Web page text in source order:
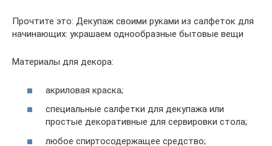
Прочтите это: Декупаж своими руками из салфеток для
начинающих: украшаем однообразные бытовые вещи
Материалы для декора:
акриловая краска;
специальные салфетки для декупажа или
простые декоративные для сервировки стола;
любое спиртосодержащее средство;